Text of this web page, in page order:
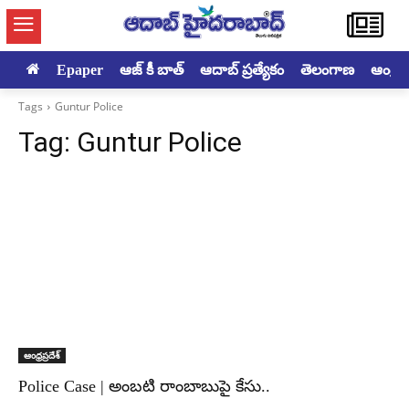
Epaper ఆజ్ కీ బాత్ ఆదాబ్ ప్రత్యేకం తెలంగాణ
Tags Guntur Police
Tag: Guntur Police
ఆంధ్రప్రదేశ్
Police Case | అంబటి రాంబాబుపై కేసు..